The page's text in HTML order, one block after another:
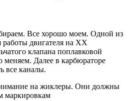
Все хорошо моем. Одной из
двигателя на ХХ
клапана поплавковой
меняем. Далее в карбюраторе
все каналы.
на жиклеры. Они должны
маркировкам